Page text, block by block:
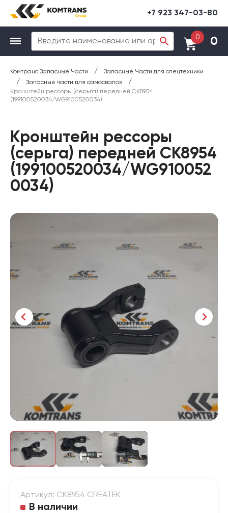
+7 923 347-03-80
0 0
Комтранс Запасные Части / Запасные Части для спецтехники
/ Запасные части для самосвалов /
Кронштейн рессоры (серьга) передней CK8954
(199100520034/WG9100520034)
Кронштейн рессоры
(серьга) передней CK8954
(199100520034/WG910052
0034)
Артикул: CK8954 CREATEK
В наличии